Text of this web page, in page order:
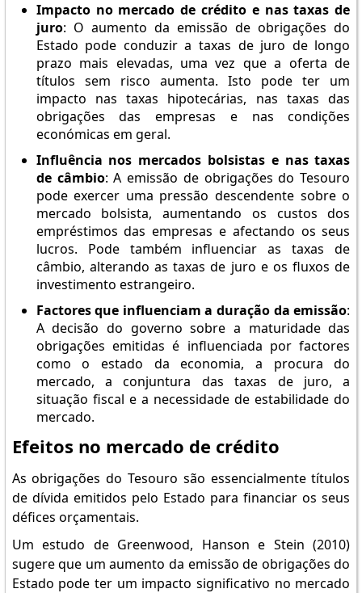
Impacto no mercado de crédito e nas taxas de
juro: O aumento da emissão de obrigações do
Estado pode conduzir a taxas de juro de longo
prazo mais elevadas, uma vez que a oferta de
títulos sem risco aumenta. Isto pode ter um
impacto nas taxas hipotecárias, nas taxas das
obrigações das empresas e nas condições
económicas em geral.
Influência nos mercados bolsistas e nas taxas
de câmbio: A emissão de obrigações do Tesouro
pode exercer uma pressão descendente sobre o
mercado bolsista, aumentando os custos dos
empréstimos das empresas e afectando os seus
lucros. Pode também influenciar as taxas de
câmbio, alterando as taxas de juro e os fluxos de
investimento estrangeiro.
Factores que influenciam a duração da emissão:
A decisão do governo sobre a maturidade das
obrigações emitidas é influenciada por factores
como o estado da economia, a procura do
mercado, a conjuntura das taxas de juro, a
situação fiscal e a necessidade de estabilidade do
mercado.
Efeitos no mercado de crédito
As obrigações do Tesouro são essencialmente títulos
de dívida emitidos pelo Estado para financiar os seus
défices orçamentais.
Um estudo de Greenwood, Hanson e Stein (2010)
sugere que um aumento da emissão de obrigações do
Estado pode ter um impacto significativo no mercado